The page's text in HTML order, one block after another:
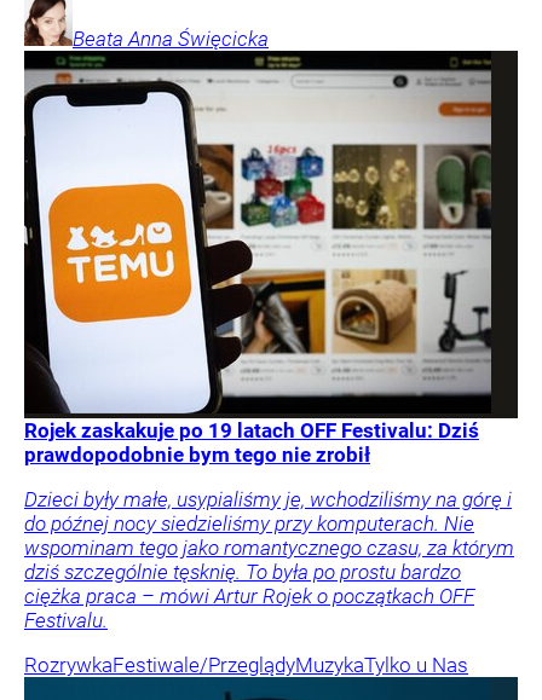
Beata Anna Święcicka
Rojek zaskakuje po 19 latach OFF Festivalu: Dziś
prawdopodobnie bym tego nie zrobił
Dzieci były małe, usypialiśmy je, wchodziliśmy na górę i
do późnej nocy siedzieliśmy przy komputerach. Nie
wspominam tego jako romantycznego czasu, za którym
dziś szczególnie tęsknię. To była po prostu bardzo
ciężka praca – mówi Artur Rojek o początkach OFF
Festivalu.
RozrywkaFestiwale/PrzeglądyMuzykaTylko u Nas